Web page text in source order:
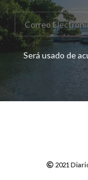
Será usado de
2021